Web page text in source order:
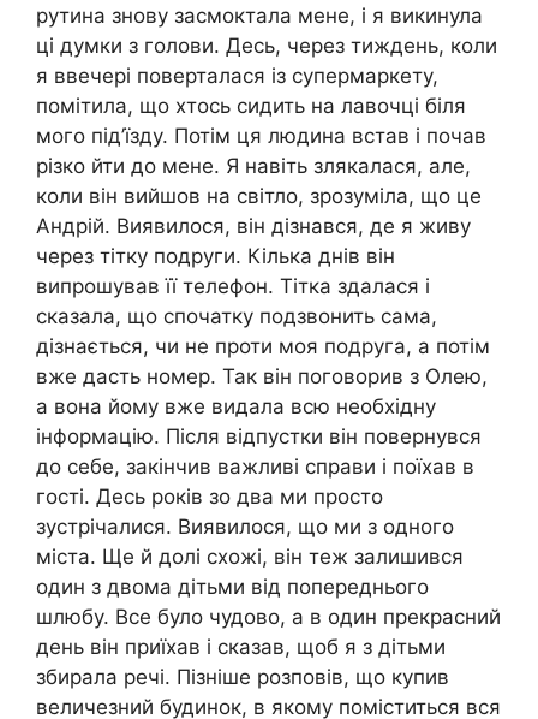
рутина знову засмоктала мене, і я викинула
ці думки з голови. Десь, через тиждень, коли
я ввечері поверталася із супермаркету,
помітила, що хтось сидить на лавочці біля
мого під’їзду. Потім ця людина встав і почав
різко йти до мене. Я навіть злякалася, але,
коли він вийшов на світло, зрозуміла, що це
Андрій. Виявилося, він дізнався, де я живу
через тітку подруги. Кілька днів він
випрошував її телефон. Тітка здалася і
сказала, що спочатку подзвонить сама,
дізнається, чи не проти моя подруга, а потім
вже дасть номер. Так він поговорив з Олею,
а вона йому вже видала всю необхідну
інформацію. Після відпустки він повернувся
до себе, закінчив важливі справи і поїхав в
гості. Десь років зо два ми просто
зустрічалися. Виявилося, що ми з одного
міста. Ще й долі схожі, він теж залишився
один з двома дітьми від попереднього
шлюбу. Все було чудово, а в один прекрасний
день він приїхав і сказав, щоб я з дітьми
збирала речі. Пізніше розповів, що купив
величезний будинок, в якому поміститься вся